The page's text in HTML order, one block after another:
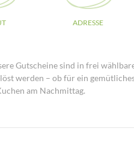
ADRESSE
Gutscheine sind in frei
werden – ob für ein
am Nachmittag.